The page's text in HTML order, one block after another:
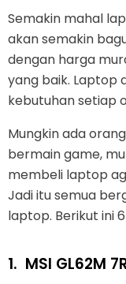
Semakin mahal
akan semakin
dengan harga
yang baik. Laptop
kebutuhan setiap
Mungkin ada
bermain game,
membeli laptop
Jadi itu semua
laptop. Berikut ini
1. MSI GL62M